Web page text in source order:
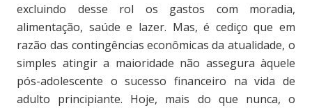
excluindo desse rol os gastos com moradia,
alimentação, saúde e lazer. Mas, é cediço que em
razão das contingências econômicas da atualidade, o
simples atingir a maioridade não assegura àquele
pós-adolescente o sucesso financeiro na vida de
adulto principiante. Hoje, mais do que nunca, o